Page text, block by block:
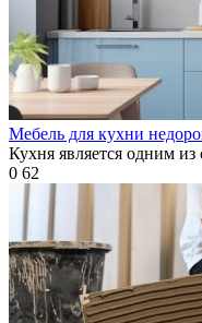
Мебель для кухни
Кухня является одним
0 62